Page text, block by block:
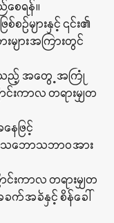
စေရန်။
စဉ်များနှင့် ၎င်း၏
များအကြားတွင်
က်သည့် အတွေ့အကြုံ
င်းကာလ တရားမျှတ
ေဖြင့်
သဘောသဘာဝအား
းကာလ တရားမျှတ
က်အခဲနှင့် စိန်ခေါ်